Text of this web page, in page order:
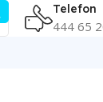
Telefon
444 65